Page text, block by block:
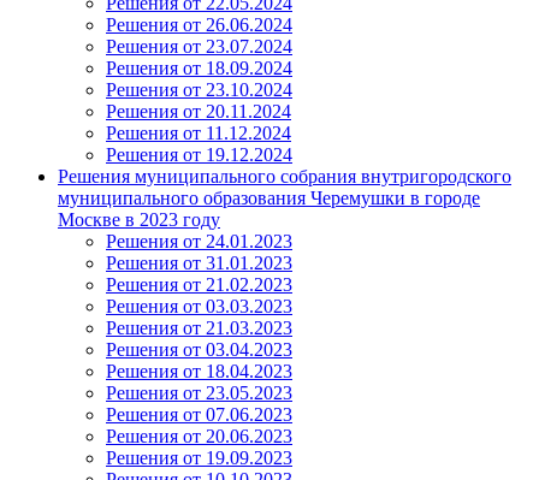
Решения от 26.06.2024
Решения от 23.07.2024
Решения от 18.09.2024
Решения от 23.10.2024
Решения от 20.11.2024
Решения от 11.12.2024
Решения от 19.12.2024
Решения муниципального собрания внутригородского
муниципального образования Черемушки в городе
Москве в 2023 году
Решения от 24.01.2023
Решения от 31.01.2023
Решения от 21.02.2023
Решения от 03.03.2023
Решения от 21.03.2023
Решения от 03.04.2023
Решения от 18.04.2023
Решения от 23.05.2023
Решения от 07.06.2023
Решения от 20.06.2023
Решения от 19.09.2023